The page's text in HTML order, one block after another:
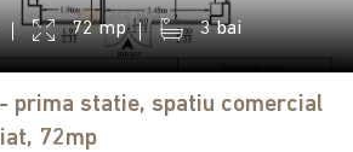
72 mp 3 bai
prima statie, spatiu comercial
72mp